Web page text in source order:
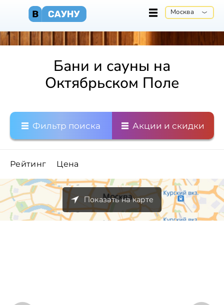
Москва
Бани и сауны на
Октябрьском Поле
Фильтр поиска Акции и скидки
Рейтинг Цена
Показать на карте